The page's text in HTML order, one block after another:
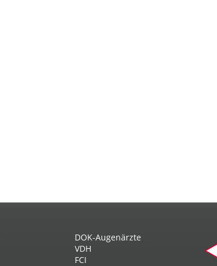
DOK-Augenärzte
VDH
FCI